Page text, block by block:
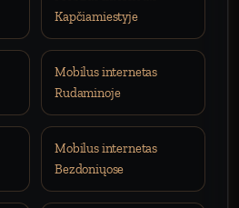
Kapčiamiestyje
Mobilus internetas
Rudaminoje
Mobilus internetas
Bezdoniųose